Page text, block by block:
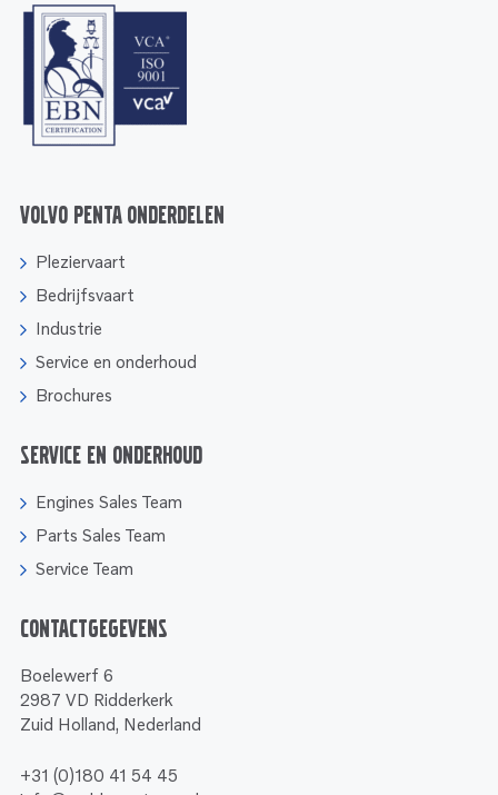
Volvo Penta onderdelen
Pleziervaart
Bedrijfsvaart
Industrie
Service en onderhoud
Brochures
Service en onderhoud
Engines Sales Team
Parts Sales Team
Service Team
Contactgegevens
Boelewerf 6
2987 VD Ridderkerk
Zuid Holland, Nederland
+31 (0)180 41 54 45